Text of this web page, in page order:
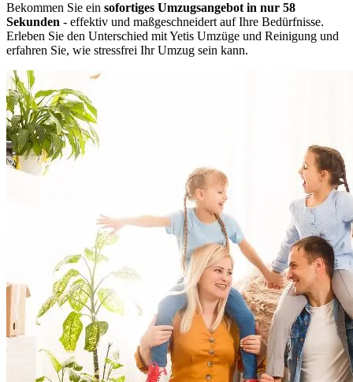
Bekommen Sie ein sofortiges Umzugsangebot in nur 58
Sekunden - effektiv und maßgeschneidert auf Ihre Bedürfnisse.
Erleben Sie den Unterschied mit Yetis Umzüge und Reinigung und
erfahren Sie, wie stressfrei Ihr Umzug sein kann.